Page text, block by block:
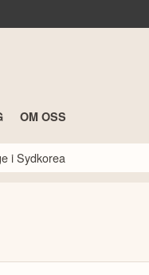
OM OSS
i Sydkorea